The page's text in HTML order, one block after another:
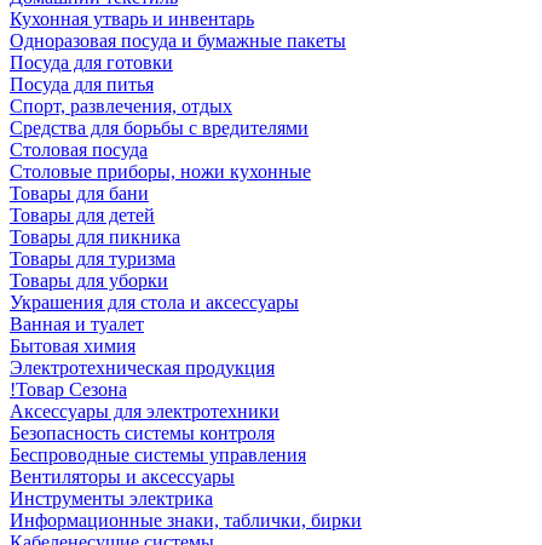
Кухонная утварь и инвентарь
Одноразовая посуда и бумажные пакеты
Посуда для готовки
Посуда для питья
Спорт, развлечения, отдых
Средства для борьбы с вредителями
Столовая посуда
Столовые приборы, ножи кухонные
Товары для бани
Товары для детей
Товары для пикника
Товары для туризма
Товары для уборки
Украшения для стола и аксессуары
Ванная и туалет
Бытовая химия
Электротехническая продукция
!Товар Сезона
Аксессуары для электротехники
Безопасность системы контроля
Беспроводные системы управления
Вентиляторы и аксессуары
Инструменты электрика
Информационные знаки, таблички, бирки